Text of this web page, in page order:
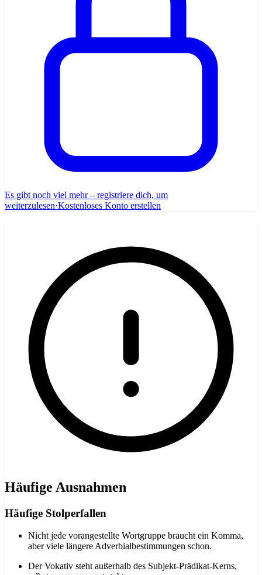
Es gibt noch viel mehr – registriere dich, um
weiterzulesen·Kostenloses Konto erstellen
Häufige Ausnahmen
Häufige Stolperfallen
Nicht jede vorangestellte Wortgruppe braucht ein Komma,
aber viele längere Adverbialbestimmungen schon.
Der Vokativ steht außerhalb des Subjekt-Prädikat-Kerns,